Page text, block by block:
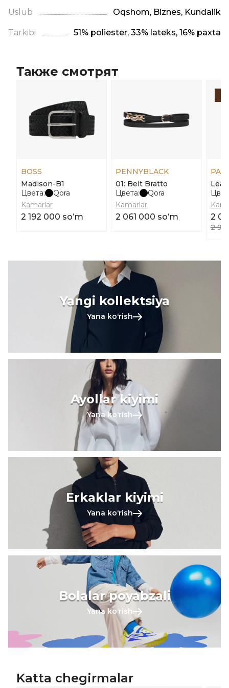
Uslub Oqshom, Biznes, Kundalik
Tarkibi 51% poliester, 33% lateks, 16% paxta
Также смотрят
BOSS
Madison-B1
Цвета:
Qora
Kamarlar
2 192 000 soʻm
PENNYBLACK
01: Belt Bratto
Цвета:
Qora
Kamarlar
2 061 000 soʻm 2
2
Yangi kollektsiya
Yana koʻrish
Ayollar kiyimi
Yana koʻrish
Erkaklar kiyimi
Yana koʻrish
Bolalar poyabzali
Yana koʻrish
Katta chegirmalar